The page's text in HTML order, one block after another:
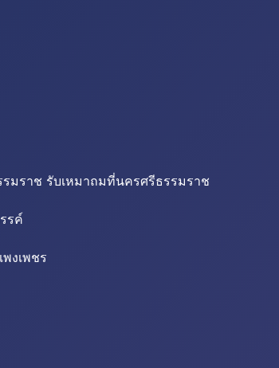
มราช รับเหมาถมที่นครศรีธรรมราช
รค์
งเพชร